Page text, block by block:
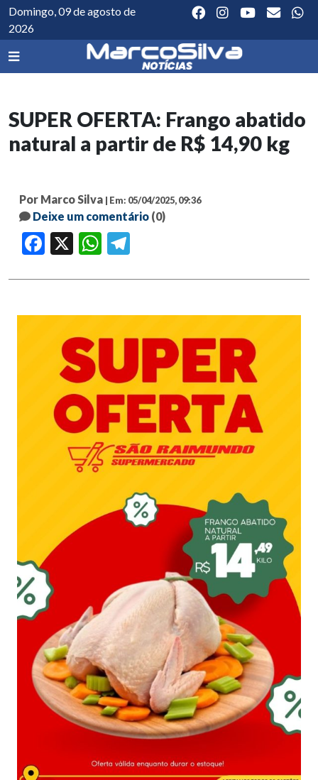
Domingo, 09 de agosto de
2026
SUPER OFERTA: Frango abatido
natural a partir de R$ 14,90 kg
Por Marco Silva | Em: 05/04/2025, 09:36
Deixe um comentário (0)
Facebook WhatsApp